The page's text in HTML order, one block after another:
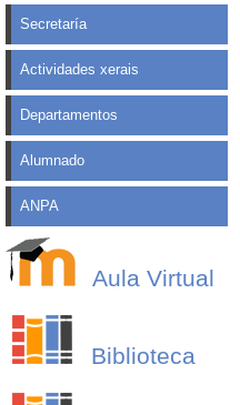
Secretaría
Actividades xerais
Departamentos
Alumnado
ANPA
Aula Virtual
Biblioteca